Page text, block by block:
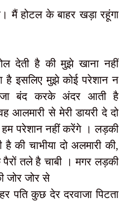
होटल के बाहर खड़ा रहूंगा
देती है की मुझे खाना नहीं
है इसलिए मुझे कोई परेशान न
बंद करके अंदर आती है
आलमारी से मेरी डायरी दे दो
हम परेशान नहीं करेंगे । लड़की
की चाभीया दो अलमारी की,
पैरों तले है चाबी । मगर लड़की
जोर जोर से
पति कुछ देर दरवाजा पिटता